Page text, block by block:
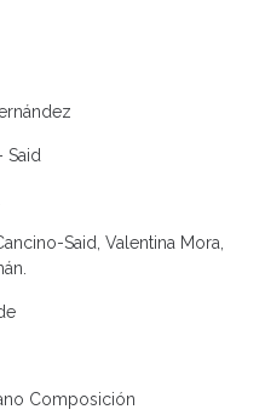
Said
Said, Valentina Mora,
Composición